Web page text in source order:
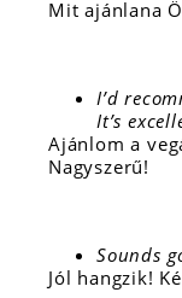
Mit ajánlana
I’d
It’s
Ajánlom a
Nagyszerű!
Sounds
Jól hangzik!